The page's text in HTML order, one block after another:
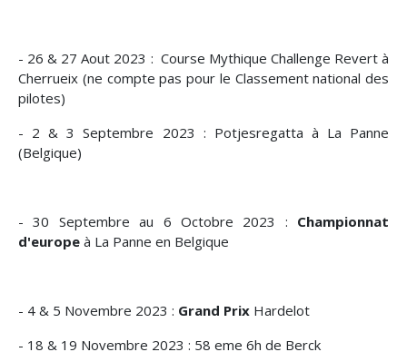
- 26 & 27 Aout 2023 : Course Mythique Challenge Revert à
Cherrueix (ne compte pas pour le Classement national des
pilotes)
- 2 & 3 Septembre 2023 : Potjesregatta à La Panne
(Belgique)
- 30 Septembre au 6 Octobre 2023 : Championnat
d'europe à La Panne en Belgique
- 4 & 5 Novembre 2023 : Grand Prix Hardelot
- 18 & 19 Novembre 2023 : 58 eme 6h de Berck